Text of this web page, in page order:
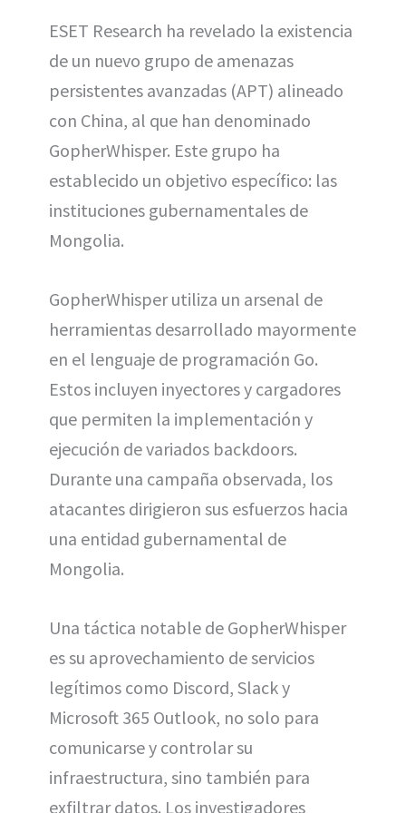
w
t
t
e
r
)
e
o
o
k
t
r
e
s
t
i
t
p
ESET Research ha revelado la existencia
de un nuevo grupo de amenazas
persistentes avanzadas (APT) alineado
con China, al que han denominado
GopherWhisper. Este grupo ha
establecido un objetivo específico: las
instituciones gubernamentales de
Mongolia.
GopherWhisper utiliza un arsenal de
herramientas desarrollado mayormente
en el lenguaje de programación Go.
Estos incluyen inyectores y cargadores
que permiten la implementación y
ejecución de variados backdoors.
Durante una campaña observada, los
atacantes dirigieron sus esfuerzos hacia
una entidad gubernamental de
Mongolia.
Una táctica notable de GopherWhisper
es su aprovechamiento de servicios
legítimos como Discord, Slack y
Microsoft 365 Outlook, no solo para
comunicarse y controlar su
infraestructura, sino también para
exfiltrar datos. Los investigadores